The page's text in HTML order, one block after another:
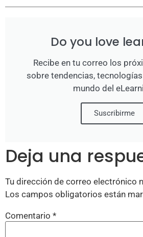
Do you love
Recibe en tu correo los
sobre tendencias,
mundo del
Suscribirme
Deja una
Tu dirección de correo electrónico
Los campos obligatorios están
Comentario *